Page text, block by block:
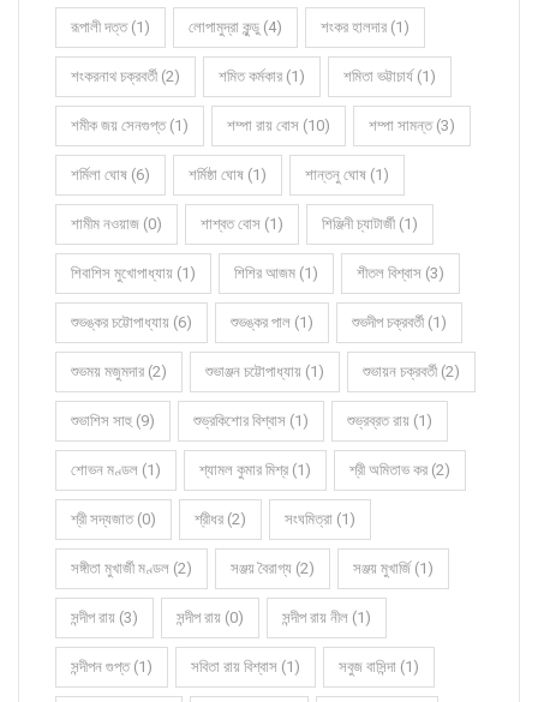
রূপালী দত্ত (1) লোপামুদ্রা কুন্ডু (4) শংকর হালদার (1)
শংকরনাথ চক্রবর্তী (2) শমিত কর্মকার (1) শমিতা ভট্টাচার্য (1)
শমীক জয় সেনগুপ্ত (1) শম্পা রায় বোস (10) শম্পা সামন্ত (3)
শর্মিলা ঘোষ (6) শর্মিষ্ঠা ঘোষ (1) শান্তনু ঘোষ (1)
শামীম নওয়াজ (0) শাশ্বত বোস (1) শিঞ্জিনী চ্যাটার্জী (1)
শিবাশিস মুখোপাধ্যায় (1) শিশির আজম (1) শীতল বিশ্বাস (3)
শুভঙ্কর চট্টোপাধ্যায় (6) শুভঙ্কর পাল (1) শুভদীপ চক্রবর্তী (1)
শুভময় মজুমদার (2) শুভাঞ্জন চট্টোপাধ্যায় (1) শুভায়ন চক্রবর্তী (2)
শুভাশিস সাহু (9) শুভ্রকিশোর বিশ্বাস (1) শুভ্রব্রত রায় (1)
শোভন মণ্ডল (1) শ্যামল কুমার মিশ্র (1) শ্রী অমিতাভ কর (2)
শ্রী সদ্যজাত (0) শ্রীধর (2) সংঘমিত্রা (1)
সঙ্গীতা মুখার্জী মণ্ডল (2) সঞ্জয় বৈরাগ্য (2) সঞ্জয় মুখার্জি (1)
সন্দীপ রায় (3) সন্দীপ রায় (0) সন্দীপ রায় নীল (1)
সন্দীপন গুপ্ত (1) সবিতা রায় বিশ্বাস (1) সবুজ বাসিন্দা (1)